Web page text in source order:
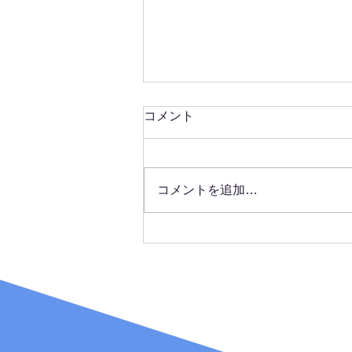
腕時計
先日、腕時計が壊れてしまった。
でしたね。
コメント
コメントを追加…